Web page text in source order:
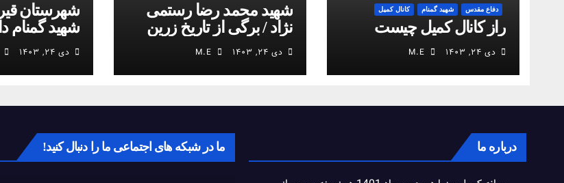
دفاع مقدس شهید گمنام کانال کمیل
راز کانال کمیل چیست
دی ۲۴, ۱۴۰۳
شهید محمد رضا رستمی
نژاد / برگی از تاریخ زرین
انقلاب
دی ۲۴, ۱۴۰۳
شهرستان
شهید گمنام
دی ۲۴, ۱۴۰۳
درباره ما ما در شبکه های اجتماعی ما را دنبال کنید!